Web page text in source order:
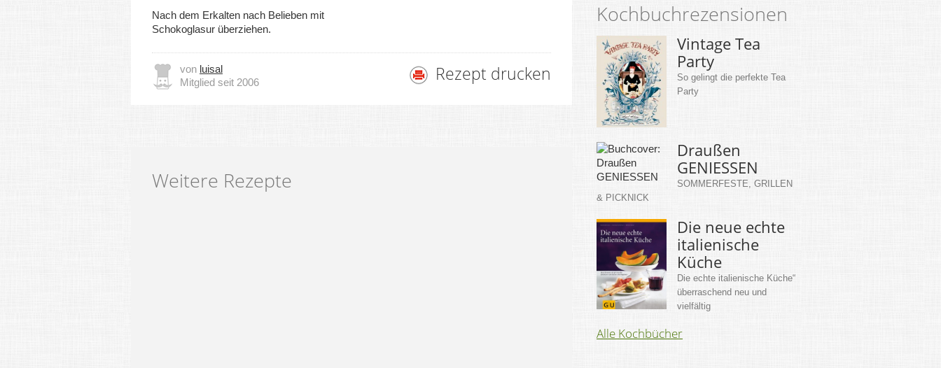
Nach dem Erkalten nach Belieben mit
Schokoglasur überziehen.
von luisal
Mitglied seit 2006
Rezept drucken
Kochbuchrezensionen
Vintage Tea
Party
So gelingt die perfekte Tea
Party
Draußen
GENIESSEN
SOMMERFESTE, GRILLEN
& PICKNICK
Die neue echte
italienische
Küche
Die echte italienische Küche“
überraschend neu und
vielfältig
Alle Kochbücher
Weitere Rezepte